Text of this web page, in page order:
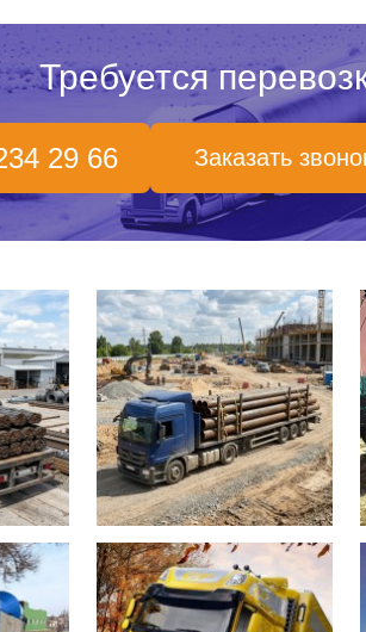
Требуется
29 66 Заказать